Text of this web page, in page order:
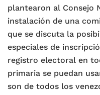
plantearon al Consejo
instalación de una
que se discuta la
especiales de
registro electoral en
primaria se puedan
son de todos los